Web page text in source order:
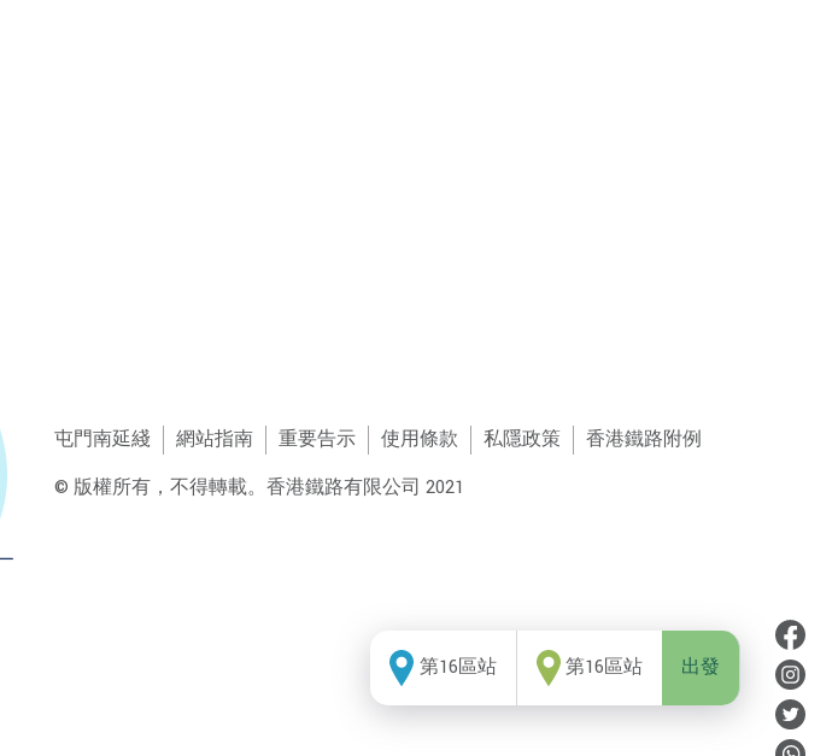
屯門南延綫 網站指南 重要告示 使用條款 私隱政策
香港鐵路附例
© 版權所有，不得轉載。香港鐵路有限公司 2021
第16區站 第16區站 出發